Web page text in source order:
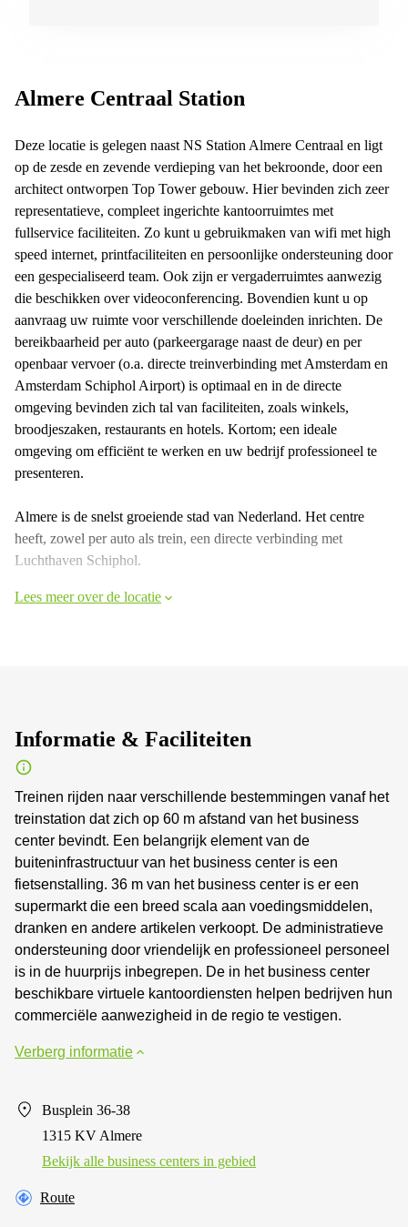
Almere Centraal Station
Deze locatie is gelegen naast NS Station Almere Centraal en ligt
op de zesde en zevende verdieping van het bekroonde, door een
architect ontworpen Top Tower gebouw. Hier bevinden zich zeer
representatieve, compleet ingerichte kantoorruimtes met
fullservice faciliteiten. Zo kunt u gebruikmaken van wifi met high
speed internet, printfaciliteiten en persoonlijke ondersteuning door
een gespecialiseerd team. Ook zijn er vergaderruimtes aanwezig
die beschikken over videoconferencing. Bovendien kunt u op
aanvraag uw ruimte voor verschillende doeleinden inrichten. De
bereikbaarheid per auto (parkeergarage naast de deur) en per
openbaar vervoer (o.a. directe treinverbinding met Amsterdam en
Amsterdam Schiphol Airport) is optimaal en in de directe
omgeving bevinden zich tal van faciliteiten, zoals winkels,
broodjeszaken, restaurants en hotels. Kortom; een ideale
omgeving om efficiënt te werken en uw bedrijf professioneel te
presenteren.
Almere is de snelst groeiende stad van Nederland. Het centre
heeft, zowel per auto als trein, een directe verbinding met
Luchthaven Schiphol.
Lees meer over de locatie
Informatie & Faciliteiten
Treinen rijden naar verschillende bestemmingen vanaf het
treinstation dat zich op 60 m afstand van het business
center bevindt. Een belangrijk element van de
buiteninfrastructuur van het business center is een
fietsenstalling. 36 m van het business center is er een
supermarkt die een breed scala aan voedingsmiddelen,
dranken en andere artikelen verkoopt. De administratieve
ondersteuning door vriendelijk en professioneel personeel
is in de huurprijs inbegrepen. De in het business center
beschikbare virtuele kantoordiensten helpen bedrijven hun
commerciële aanwezigheid in de regio te vestigen.
Verberg informatie
Busplein 36-38
1315 KV Almere
Bekijk alle business centers in gebied
Route